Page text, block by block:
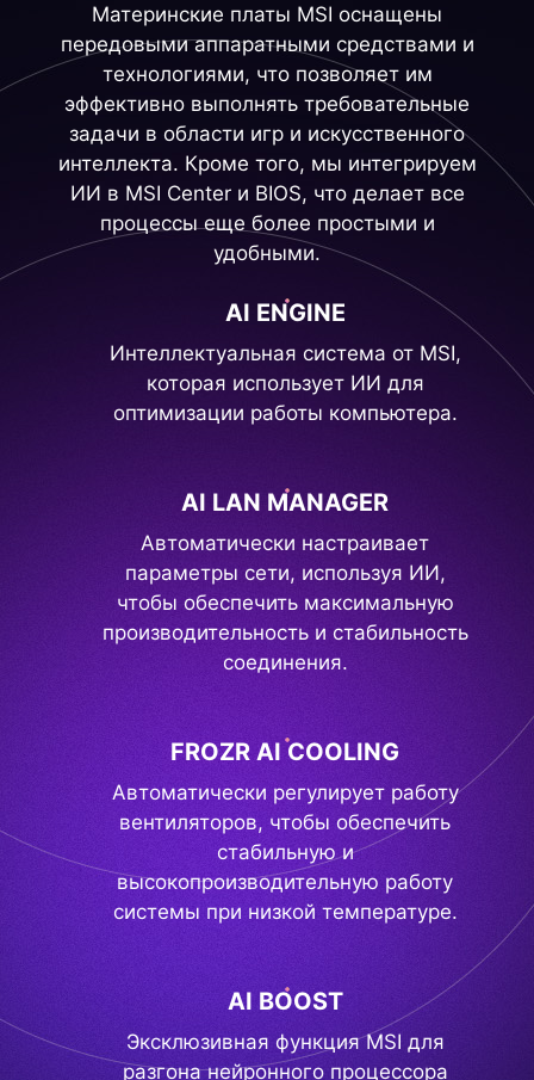
Материнские платы MSI оснащены
передовыми аппаратными средствами и
технологиями, что позволяет им
эффективно выполнять требовательные
задачи в области игр и искусственного
интеллекта. Кроме того, мы интегрируем
ИИ в MSI Center и BIOS, что делает все
процессы еще более простыми и
удобными.
AI ENGINE
Интеллектуальная система от MSI,
которая использует ИИ для
оптимизации работы компьютера.
AI LAN MANAGER
Автоматически настраивает
параметры сети, используя ИИ,
чтобы обеспечить максимальную
производительность и стабильность
соединения.
FROZR AI COOLING
Автоматически регулирует работу
вентиляторов, чтобы обеспечить
стабильную и
высокопроизводительную работу
системы при низкой температуре.
AI BOOST
Эксклюзивная функция MSI для
разгона нейронного процессора